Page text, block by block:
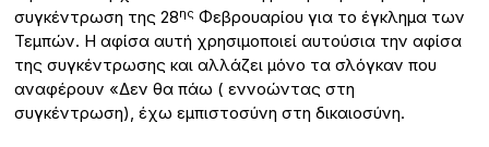
συγκέντρωση της 28ης Φεβρουαρίου για το έγκλημα των
Τεμπών. Η αφίσα αυτή χρησιμοποιεί αυτούσια την αφίσα
της συγκέντρωσης και αλλάζει μόνο τα σλόγκαν που
αναφέρουν «Δεν θα πάω ( εννοώντας στη
συγκέντρωση), έχω εμπιστοσύνη στη δικαιοσύνη.